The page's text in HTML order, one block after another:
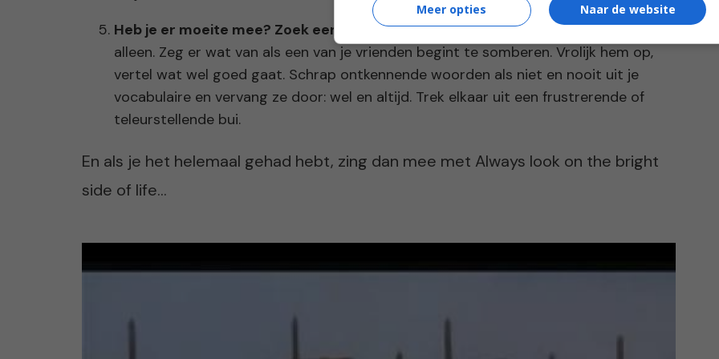
Heb je er moeite mee? Zoek een maatje!Samen positief zijn is makkelijker dan
alleen. Zeg er wat van als een van je vrienden begint te somberen. Vrolijk hem op,
vertel wat wel goed gaat. Schrap ontkennende woorden als niet en nooit uit je
vocabulaire en vervang ze door: wel en altijd. Trek elkaar uit een frustrerende of
teleurstellende bui.
En als je het helemaal gehad hebt, zing dan mee met Always look on the bright
side of life…
Naar de website
Meer opties